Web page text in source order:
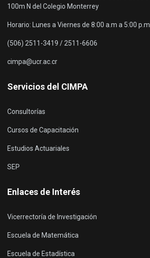
100m N del Colegio Monterrey
Horario: Lunes a Viernes de 8:00 a.m a 5:00 p.m
(506) 2511-3419 / 2511-6606
cimpa@ucr.ac.cr
Servicios del CIMPA
Consultorías
Cursos de Capacitación
Estudios Actuariales
SEP
Enlaces de Interés
Vicerrectoría de Investigación
Escuela de Matemática
Escuela de Estadística